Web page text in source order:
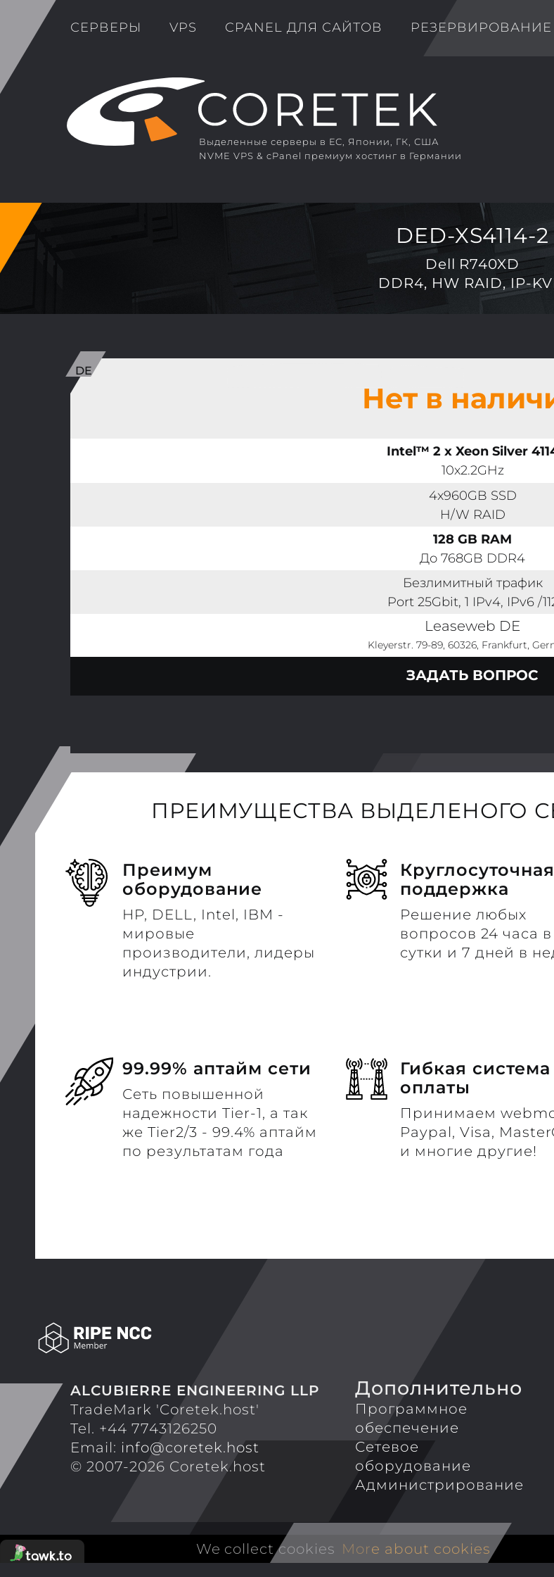
СЕРВЕРЫ VPS CPANEL ДЛЯ САЙТОВ РЕЗЕРВИРОВАНИЕ
Выделенные серверы в ЕС, Японии, ГК, США
NVME VPS & cPanel премиум хостинг в Германии
DED-XS4114-2
Dell R740XD
DDR4, HW RAID, IP-
Нет в
Intel™ 2 x Xeon Silver
10x2.2GHz
4x960GB SSD
H/W RAID
128 GB RAM
До 768GB DDR4
Безлимитный трафик
Port 25Gbit, 1 IPv4, IPv6 /
Leaseweb DE
Kleyerstr. 79-89, 60326, Frankfurt,
ЗАДАТЬ ВОПРОС
ПРЕИМУЩЕСТВА ВЫДЕЛЕНОГО
Преимум
оборудование
HP, DELL, Intel, IBM -
мировые
производители, лидеры
индустрии.
поддержка
Решение любых
вопросов 24 часа в
сутки и 7 дней в
99.99% аптайм сети
Сеть повышенной
надежности Tier-1, а так
же Tier2/3 - 99.4% аптайм
по результатам года
Гибкая система
оплаты
Принимаем
Paypal, Visa,
и многие другие!
ALCUBIERRE ENGINEERING LLP
TradeMark 'Coretek.host'
Tel. +44 7743126250
Email: info@coretek.host
© 2007-2026 Coretek.host
Дополнительно
Программное
обеспечение
Сетевое
оборудование
Администрирование
We collect cookies More about cookies